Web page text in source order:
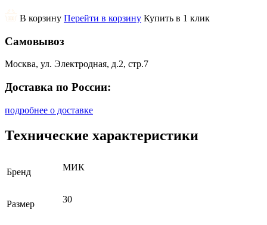
В корзину Перейти в корзину Купить в 1 клик
Самовывоз
Москва, ул. Электродная, д.2, стр.7
Доставка по России:
подробнее о доставке
Технические характеристики
Бренд МИК
Размер 30